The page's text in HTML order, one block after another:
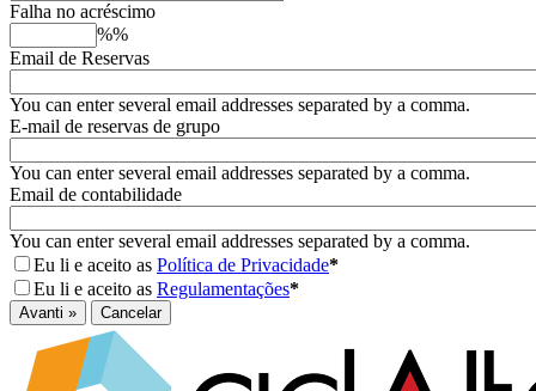
Falha no acréscimo
%%
Email de Reservas
You can enter several email addresses separated by a comma.
E-mail de reservas de grupo
You can enter several email addresses separated by a comma.
Email de contabilidade
You can enter several email addresses separated by a comma.
Eu li e aceito as Política de Privacidade*
Eu li e aceito as Regulamentações*
Avanti » Cancelar